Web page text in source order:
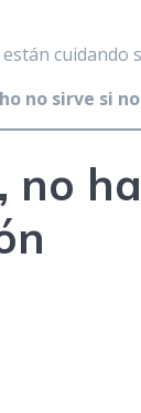
cuidando
no sirve si
no